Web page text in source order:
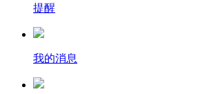
提醒
我的消息